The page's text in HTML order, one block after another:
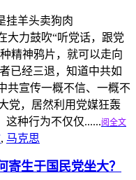
大力鼓吹“听党话，跟党
精神鸦片，就可以走向
已经三退，知道中共如
共宣传一概不信、一概不
党，居然利用党媒狂轰
这种行为不仅仅......阅全文
, 马克思
生于国民党坐大？